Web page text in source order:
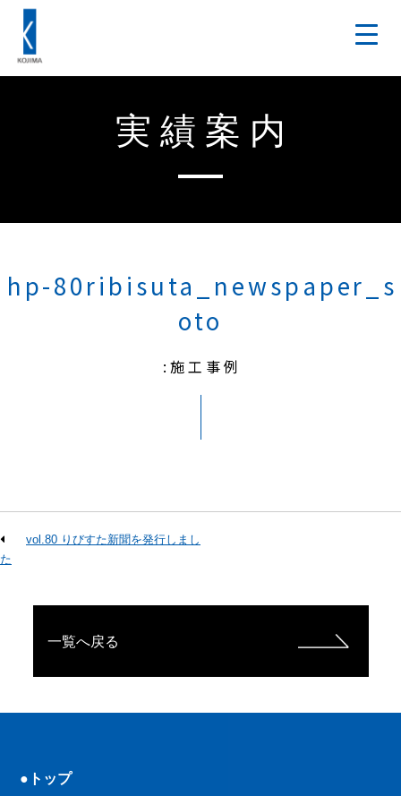
実績案内
hp-80ribisuta_newspaper_s
oto
:施工事例
vol.80 りびすた新聞を発行しまし
た
一覧へ戻る
●トップ